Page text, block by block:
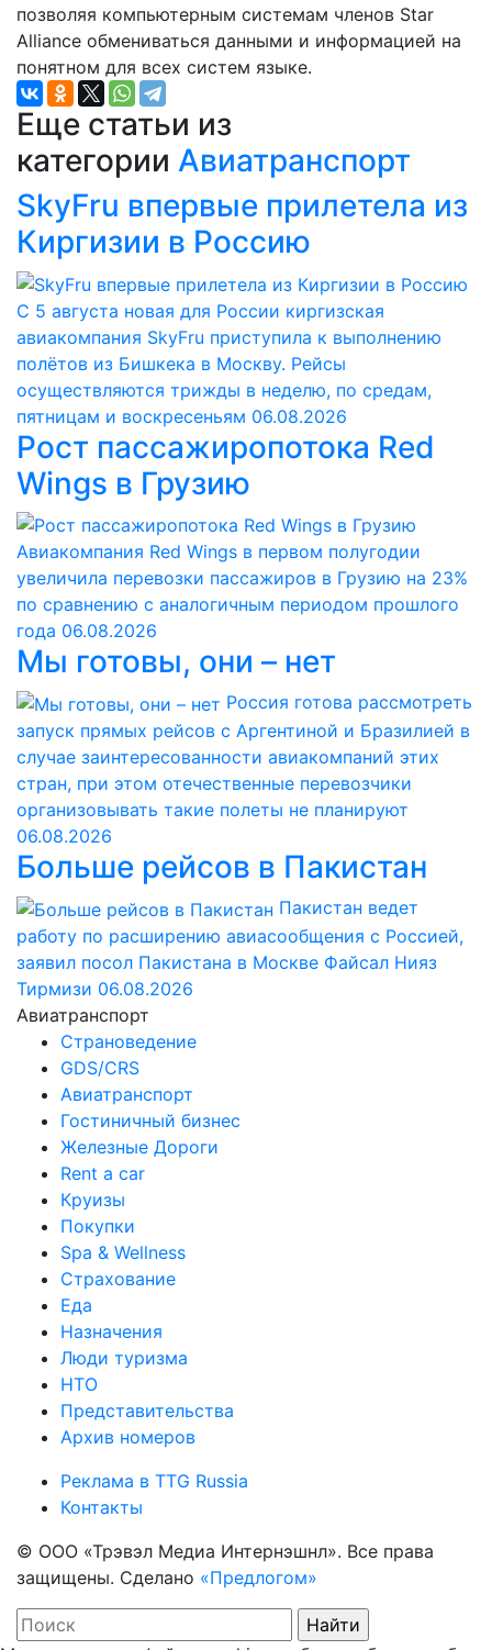
позволяя компьютерным системам членов Star
Alliance обмениваться данными и информацией на
понятном для всех систем языке.
Еще статьи из
категории Авиатранспорт
SkyFru впервые прилетела из
Киргизии в Россию
С 5 августа новая для России киргизская
авиакомпания SkyFru приступила к выполнению
полётов из Бишкека в Москву. Рейсы
осуществляются трижды в неделю, по средам,
пятницам и воскресеньям 06.08.2026
Рост пассажиропотока Red
Wings в Грузию
Авиакомпания Red Wings в первом полугодии
увеличила перевозки пассажиров в Грузию на 23%
по сравнению с аналогичным периодом прошлого
года 06.08.2026
Мы готовы, они – нет
Россия готова рассмотреть
запуск прямых рейсов с Аргентиной и Бразилией в
случае заинтересованности авиакомпаний этих
стран, при этом отечественные перевозчики
организовывать такие полеты не планируют
06.08.2026
Больше рейсов в Пакистан
Пакистан ведет
работу по расширению авиасообщения с Россией,
заявил посол Пакистана в Москве Файсал Нияз
Тирмизи 06.08.2026
Авиатранспорт
Страноведение
GDS/CRS
Авиатранспорт
Гостиничный бизнес
Железные Дороги
Rent a car
Круизы
Покупки
Spa & Wellness
Страхование
Еда
Назначения
Люди туризма
НТО
Представительства
Архив номеров
Реклама в TTG Russia
Контакты
© ООО «Трэвэл Медиа Интернэшнл». Все права
защищены. Сделано «Предлогом»